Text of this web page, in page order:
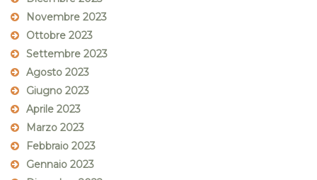
Novembre 2023
Ottobre 2023
Settembre 2023
Agosto 2023
Giugno 2023
Aprile 2023
Marzo 2023
Febbraio 2023
Gennaio 2023